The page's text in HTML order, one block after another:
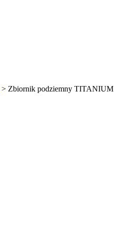
> Zbiornik podziemny TITANIUM